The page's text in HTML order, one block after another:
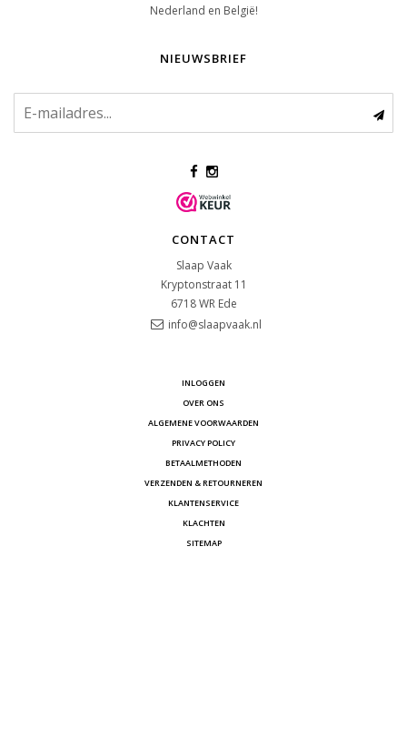
Nederland en België!
NIEUWSBRIEF
CONTACT
Slaap Vaak
Kryptonstraat 11
6718 WR Ede
info@slaapvaak.nl
INLOGGEN
OVER ONS
ALGEMENE VOORWAARDEN
PRIVACY POLICY
BETAALMETHODEN
VERZENDEN & RETOURNEREN
KLANTENSERVICE
KLACHTEN
SITEMAP